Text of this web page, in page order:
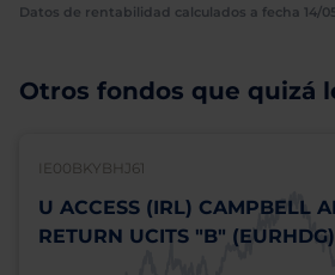
Datos de rentabilidad calculados a fecha 14/
Otros fondos que quizá
IE00BKYBHJ61
U ACCESS (IRL) CAMPBELL
RETURN UCITS "B"